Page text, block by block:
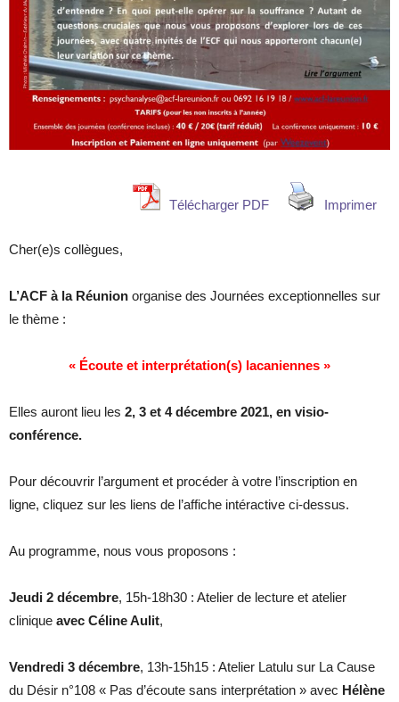
Télécharger PDF Imprimer
Cher(e)s collègues,
L’ACF à la Réunion organise des Journées exceptionnelles sur
le thème :
« Écoute et interprétation(s) lacaniennes »
Elles auront lieu les 2, 3 et 4 décembre 2021, en visio-
conférence.
Pour découvrir l’argument et procéder à votre l’inscription en
ligne, cliquez sur les liens de l’affiche intéractive ci-dessus.
Au programme, nous vous proposons :
Jeudi 2 décembre, 15h-18h30 : Atelier de lecture et atelier
clinique avec Céline Aulit,
Vendredi 3 décembre, 13h-15h15 : Atelier Latulu sur La Cause
du Désir n°108 « Pas d’écoute sans interprétation » avec Hélène